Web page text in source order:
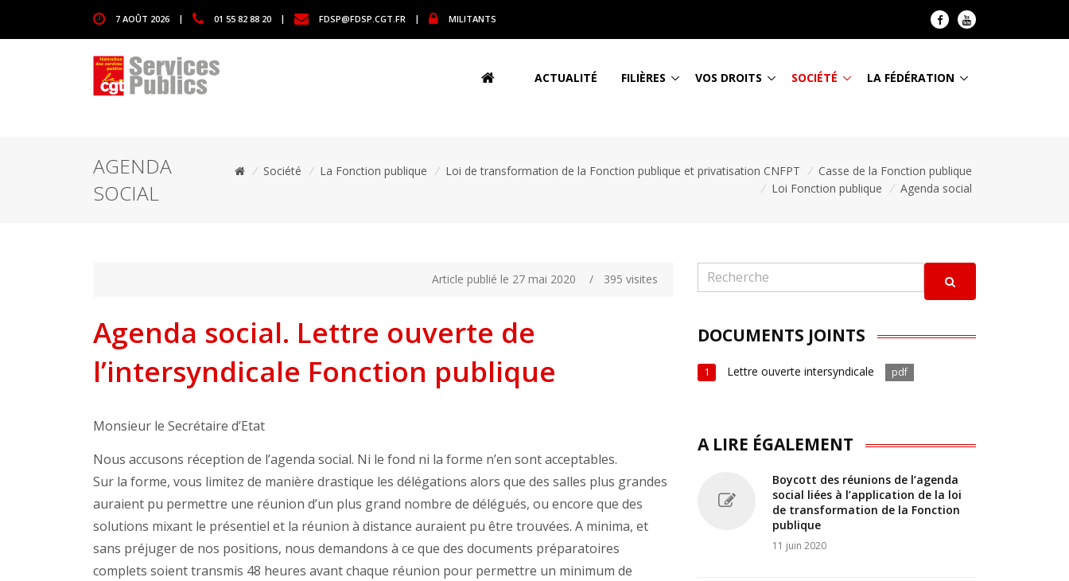
7 AOÛT 2026 | 01 55 82 88 20 | FDSP@FDSP.CGT.FR | MILITANTS
ACTUALITÉ FILIÈRES VOS DROITS SOCIÉTÉ LA FÉDÉRATION
AGENDA
SOCIAL
/ Société / La Fonction publique / Loi de transformation de la Fonction publique et privatisation CNFPT / Casse de la Fonction publique
/ Loi Fonction publique / Agenda social
Article publié le 27 mai 2020 / 395 visites
Agenda social. Lettre ouverte de
l’intersyndicale Fonction publique
Monsieur le Secrétaire d’Etat
Nous accusons réception de l’agenda social. Ni le fond ni la forme n’en sont acceptables.
Sur la forme, vous limitez de manière drastique les délégations alors que des salles plus grandes
auraient pu permettre une réunion d’un plus grand nombre de délégués, ou encore que des
solutions mixant le présentiel et la réunion à distance auraient pu être trouvées. A minima, et
sans préjuger de nos positions, nous demandons à ce que des documents préparatoires
complets soient transmis 48 heures avant chaque réunion pour permettre un minimum de
DOCUMENTS JOINTS
1 Lettre ouverte intersyndicale pdf
A LIRE ÉGALEMENT
Boycott des réunions de l’agenda
social liées à l’application de la loi
de transformation de la Fonction
publique
11 juin 2020